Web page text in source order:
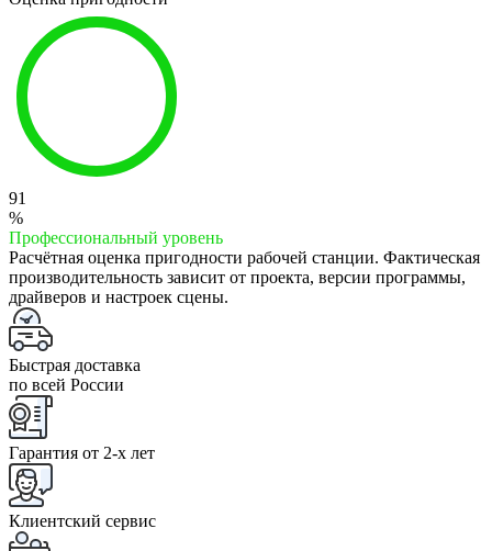
91
%
Профессиональный уровень
Расчётная оценка пригодности рабочей станции. Фактическая
производительность зависит от проекта, версии программы,
драйверов и настроек сцены.
Быстрая доставка
по всей России
Гарантия от 2-x лет
Клиентский сервис